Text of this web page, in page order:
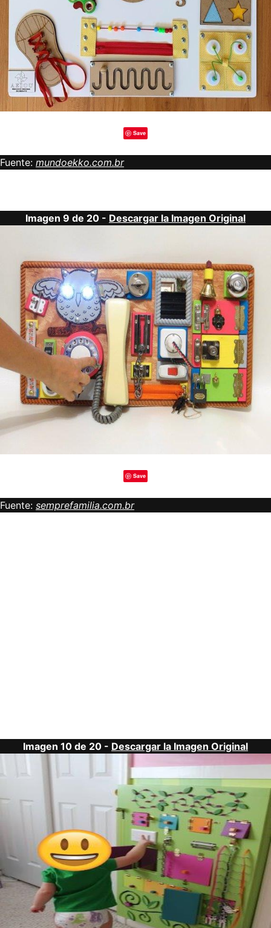
Save
Fuente: mundoekko.com.br
Imagen 9 de 20 - Descargar la Imagen Original
Save
Fuente: semprefamilia.com.br
Imagen 10 de 20 - Descargar la Imagen Original